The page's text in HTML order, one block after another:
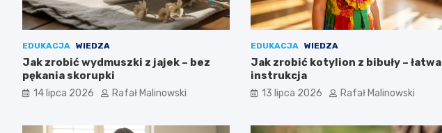
EDUKACJA WIEDZA
Jak zrobić wydmuszki z jajek – bez
pękania skorupki
14 lipca 2026 Rafał Malinowski
EDUKACJA WIEDZA
Jak zrobić kotylion z bibuły – łatwa
instrukcja
13 lipca 2026 Rafał Malinowski